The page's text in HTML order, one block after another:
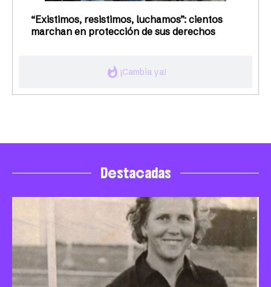
whatshot ¡Cambia ya!
“Existimos, resistimos, luchamos”: cientos
marchan en protección de sus derechos
Destacadas